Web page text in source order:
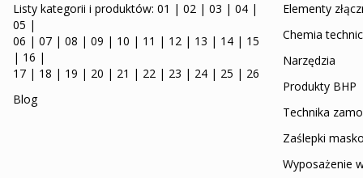
Listy kategorii i produktów: 01 | 02 | 03 | 04 |
05 |
06 | 07 | 08 | 09 | 10 | 11 | 12 | 13 | 14 | 15
| 16 |
17 | 18 | 19 | 20 | 21 | 22 | 23 | 24 | 25 | 26
Blog
Elementy
Chemia
Narzędzia
Produkty BHP
Technika
Zaślepki
Wyposażenie